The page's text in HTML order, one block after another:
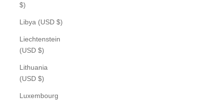
$)
Libya (USD $)
Liechtenstein
(USD $)
Lithuania
(USD $)
Luxembourg